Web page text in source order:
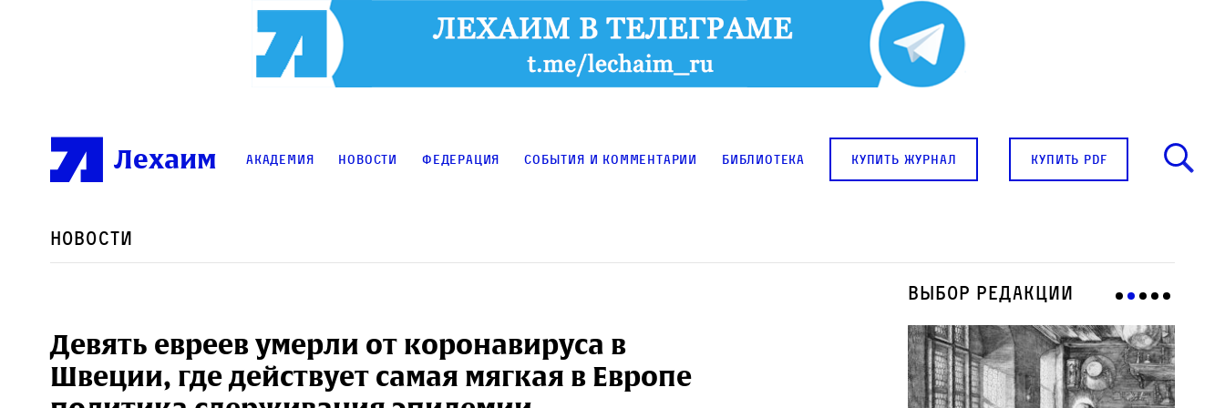
Лехаим Академия Новости Федерация События и комментарии Библиотека купить журнал купить pdf
Новости
Девять евреев умерли от коронавируса в
Швеции, где действует самая мягкая в Европе
Выбор редакции